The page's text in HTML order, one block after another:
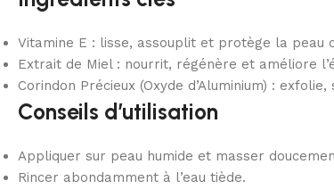
Vitamine E : lisse, assouplit et protège la peau
Extrait de Miel : nourrit, régénère et améliore
Corindon Précieux (Oxyde d’Aluminium) :
Conseils d’utilisation
Appliquer sur peau humide et masser
Rincer abondamment à l’eau tiède.